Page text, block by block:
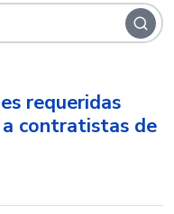
requeridas
contratistas de